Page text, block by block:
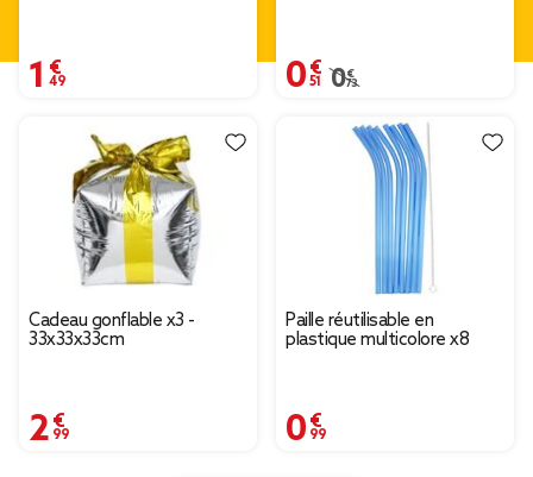
1,49 € 0,51 €
Prix remisé de 0,73 € à
0,73 €
Cadeau gonflable x3 -
33x33x33cm
2,99 €
Paille réutilisable en
plastique multicolore x8
0,99 €